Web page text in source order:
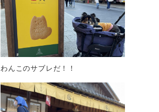
わんこのサブレだ！！